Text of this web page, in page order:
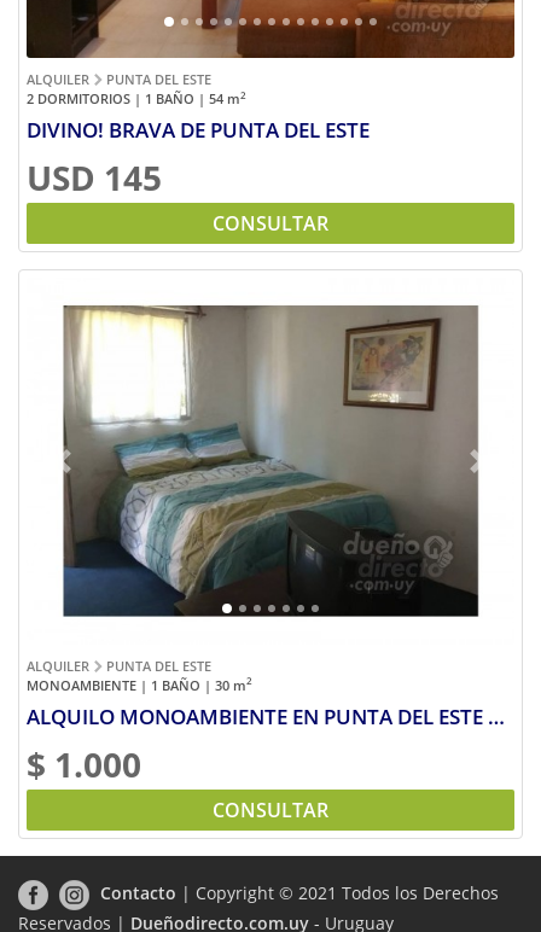
ALQUILER
PUNTA DEL ESTE
2 DORMITORIOS | 1 BAÑO | 54 m2
DIVINO! BRAVA DE PUNTA DEL ESTE
USD 145
CONSULTAR
Previous Next
ALQUILER
PUNTA DEL ESTE
MONOAMBIENTE | 1 BAÑO | 30 m2
ALQUILO MONOAMBIENTE EN PUNTA DEL ESTE por día semana o mes
$ 1.000
CONSULTAR
Contacto | Copyright © 2021 Todos los Derechos
Reservados | Dueñodirecto.com.uy - Uruguay